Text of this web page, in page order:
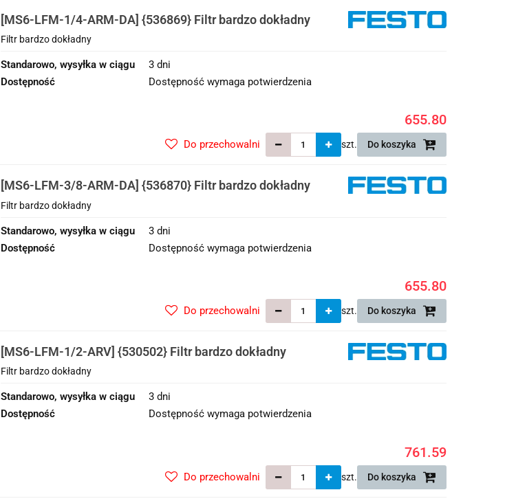
[MS6-LFM-1/4-ARM-DA] {536869} Filtr bardzo dokładny
Filtr bardzo dokładny
Standarowo, wysyłka w ciągu
3 dni
Dostępność
Dostępność wymaga potwierdzenia
655.80
szt. Do koszyka
Do przechowalni
[MS6-LFM-3/8-ARM-DA] {536870} Filtr bardzo dokładny
Filtr bardzo dokładny
Standarowo, wysyłka w ciągu
3 dni
Dostępność
Dostępność wymaga potwierdzenia
655.80
szt. Do koszyka
Do przechowalni
[MS6-LFM-1/2-ARV] {530502} Filtr bardzo dokładny
Filtr bardzo dokładny
Standarowo, wysyłka w ciągu
3 dni
Dostępność
Dostępność wymaga potwierdzenia
761.59
szt. Do koszyka
Do przechowalni